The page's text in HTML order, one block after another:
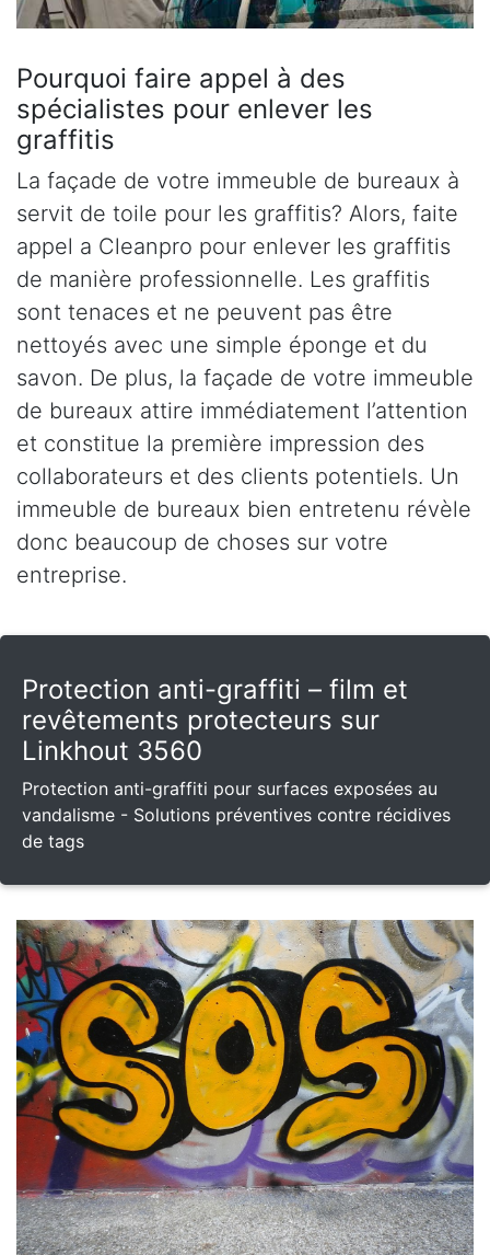
Pourquoi faire appel à des
spécialistes pour enlever les
graffitis
La façade de votre immeuble de bureaux à
servit de toile pour les graffitis? Alors, faite
appel a Cleanpro pour enlever les graffitis
de manière professionnelle. Les graffitis
sont tenaces et ne peuvent pas être
nettoyés avec une simple éponge et du
savon. De plus, la façade de votre immeuble
de bureaux attire immédiatement l’attention
et constitue la première impression des
collaborateurs et des clients potentiels. Un
immeuble de bureaux bien entretenu révèle
donc beaucoup de choses sur votre
entreprise.
Protection anti-graffiti – film et
revêtements protecteurs sur
Linkhout 3560
Protection anti-graffiti pour surfaces exposées au
vandalisme - Solutions préventives contre récidives
de tags